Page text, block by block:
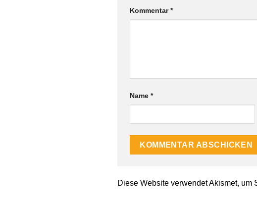
Kommentar*
Name *
Diese Website verwendet Akismet, um